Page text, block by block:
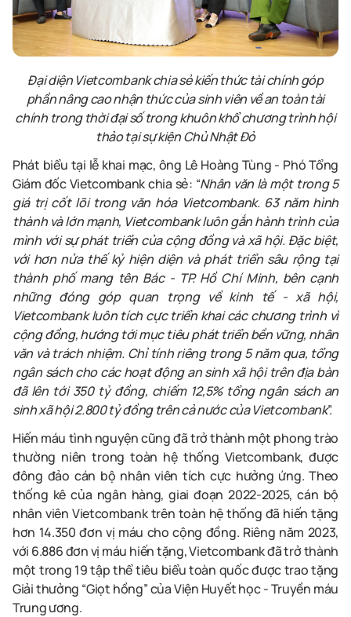
Đại diện Vietcombankchia sẻ kiến thức tài chínhgóp
phần nâng cao nhận thức của sinh viên về an toàn tài
chính trong thời đại sốtrong khuôn khổ chương trình hội
thảo tại sự kiện Chủ Nhật Đỏ
Phát biểu tại lễ khai mạc, ông Lê Hoàng Tùng - Phó Tổng
Giám đốc Vietcombank chia sẻ: “Nhân văn là một trong 5
giá trị cốt lõi trong văn hóa Vietcombank. 63 năm hình
thành và lớn mạnh, Vietcombank luôn gắn hành trình của
mình với sự phát triển của cộng đồng và xã hội. Đặc biệt,
với hơn nửa thế kỷ hiện diện và phát triển sâu rộng tại
thành phố mang tên Bác -TP. Hồ Chí Minh, bên cạnh
những đóng góp quan trọng về kinh tế - xã hội,
Vietcombank luôn tích cực triển khai các chương trình vì
cộng đồng, hướng tới mục tiêu phát triển bền vững, nhân
văn và trách nhiệm. Chỉ tính riêng trong 5 năm qua, tổng
ngân sách cho các hoạt động an sinh xã hội trên địa bàn
đã lên tới 350 tỷ đồng, chiếm 12,5% tổng ngân sách an
sinh xã hội 2.800 tỷ đồng trên cả nước của Vietcombank”.
Hiến máu tình nguyện cũng đã trở thành một phong trào
thường niên trong toàn hệ thống Vietcombank, được
đông đảo cán bộ nhân viên tích cực hưởng ứng. Theo
thống kê của ngân hàng, giai đoạn 2022-2025, cán bộ
nhân viên Vietcombank trên toàn hệ thống đã hiến tặng
hơn 14.350 đơn vị máu cho cộng đồng. Riêng năm 2023,
với 6.886 đơn vị máu hiến tặng, Vietcombank đã trở thành
một trong 19 tập thể tiêu biểu toàn quốc được trao tặng
Giải thưởng “Giọt hồng” của Viện Huyết học-Truyền máu
Trung ương.